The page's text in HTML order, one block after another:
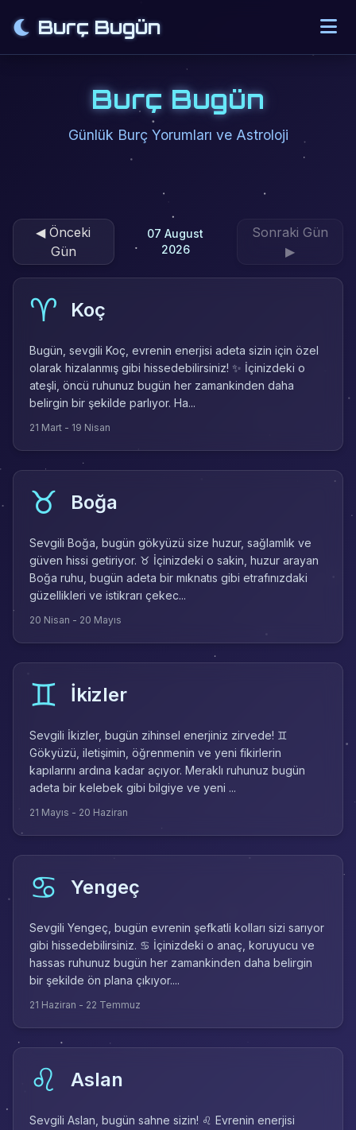
Burç Bugün
Burç Bugün
Günlük Burç Yorumları ve Astroloji
◀Önceki
Gün
07 August
2026
Sonraki Gün
▶
Tüm Burç Yorumları - 07 August 2026
♈ Koç
Bugün, sevgili Koç, evrenin enerjisi adeta sizin için özel
olarak hizalanmış gibi hissedebilirsiniz! ✨ İçinizdeki o
ateşli, öncü ruhunuz bugün her zamankinden daha
belirgin bir şekilde parlıyor. Ha...
21 Mart - 19 Nisan
♉ Boğa
Sevgili Boğa, bugün gökyüzü size huzur, sağlamlık ve
güven hissi getiriyor. ♉ İçinizdeki o sakin, huzur arayan
Boğa ruhu, bugün adeta bir mıknatıs gibi etrafınızdaki
güzellikleri ve istikrarı çekec...
20 Nisan - 20 Mayıs
♊ İkizler
Sevgili İkizler, bugün zihinsel enerjiniz zirvede! ♊
Gökyüzü, iletişimin, öğrenmenin ve yeni fikirlerin
kapılarını ardına kadar açıyor. Meraklı ruhunuz bugün
adeta bir kelebek gibi bilgiye ve yeni ...
21 Mayıs - 20 Haziran
♋ Yengeç
Sevgili Yengeç, bugün evrenin şefkatli kolları sizi sarıyor
gibi hissedebilirsiniz. ♋ İçinizdeki o anaç, koruyucu ve
hassas ruhunuz bugün her zamankinden daha belirgin
bir şekilde ön plana çıkıyor....
21 Haziran - 22 Temmuz
♌ Aslan
Sevgili Aslan, bugün sahne sizin! ♌ Evrenin enerjisi